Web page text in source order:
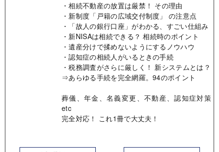
・相続不動産の放置は厳禁！ その理由
・新制度「戸籍の広域交付制度」 の注意点
・「故人の銀行口座」がわかる、すごい仕組み
・新NISAは相続できる？ 相続時のポイント
・遺産分けで揉めないようにするノウハウ
・認知症の相続人がいるときの手続
・税務調査がさらに厳しく！ 新システムとは？
⇒あらゆる手続を完全網羅。94のポイント
葬儀、年金、名義変更、不動産、認知症対策
etc
完全対応！ これ1冊で大丈夫！